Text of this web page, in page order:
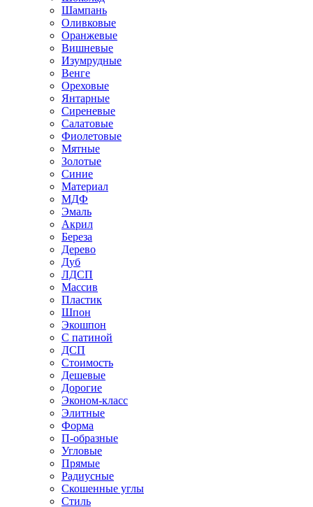
Шампань
Оливковые
Оранжевые
Вишневые
Изумрудные
Венге
Ореховые
Янтарные
Сиреневые
Салатовые
Фиолетовые
Мятные
Золотые
Синие
Материал
МДФ
Эмаль
Акрил
Береза
Дерево
Дуб
ЛДСП
Массив
Пластик
Шпон
Экошпон
С патиной
ДСП
Стоимость
Дешевые
Дорогие
Эконом-класс
Элитные
Форма
П-образные
Угловые
Прямые
Радиусные
Скошенные углы
Стиль